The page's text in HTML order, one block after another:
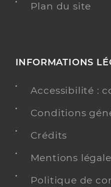
Plan du site
INFORMATIONS
Accessibilité :
Conditions
Crédits
Mentions
Politique de